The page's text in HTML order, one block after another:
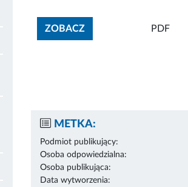
ZOBACZZOBACZ ZAŁĄCZNIK
PDF
METKA:
Podmiot publikujący:
Osoba odpowiedzialna:
Osoba publikująca:
Data wytworzenia: